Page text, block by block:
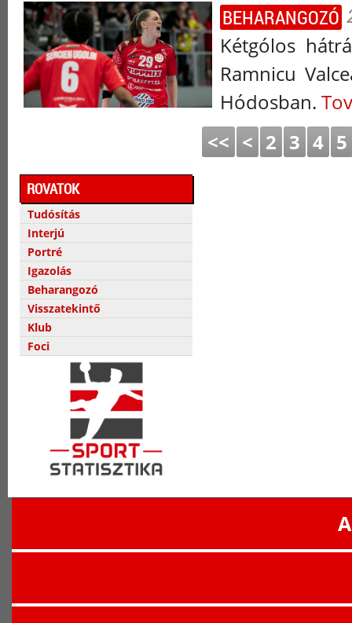
BEHARANGOZÓ
Kétgólos
Ramnicu
Hódosban.
<< < 2 3 4 5
ROVATOK
Tudósítás
Interjú
Portré
Igazolás
Beharangozó
Visszatekintő
Klub
Foci